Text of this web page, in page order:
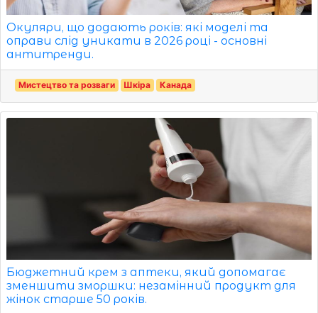
Окуляри, що додають років: які моделі та
оправи слід уникати в 2026 році - основні
антитренди.
Мистецтво та розваги Шкіра Канада
Бюджетний крем з аптеки, який допомагає
зменшити зморшки: незамінний продукт для
жінок старше 50 років.